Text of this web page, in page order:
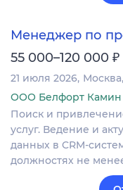
Менеджер по
55 000–120 000 ₽
21 июля 2026 Москва
ООО Белфорт Камин
Поиск и
услуг. Ведение и
данных в
должностях не